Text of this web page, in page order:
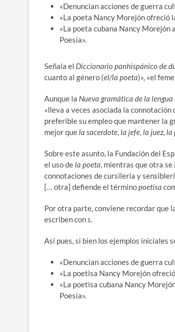
«Denuncian acciones de guerra
«La poeta Nancy Morejón ofreció
«La poeta cubana Nancy Morejón
Poesía».
Señala el Diccionario panhispánico de
cuanto al género (el/la poeta)», «el
Aunque la Nueva gramática de la lengua
«lleva a veces asociada la connotación
preferible su empleo que mantener la
mejor quela sacerdote, la jefe, la juez,
Sobre este asunto, la Fundación del
el uso dela poeta, mientras que otra
connotaciones de cursilería y
[… otra] defiende el términopoetisa
Por otra parte, conviene recordar que
escriben cons.
Así pues, si bien los ejemplos iniciales
«Denuncian acciones de guerra
«La poetisa Nancy Morejón
«La poetisa cubana Nancy
Poesía».